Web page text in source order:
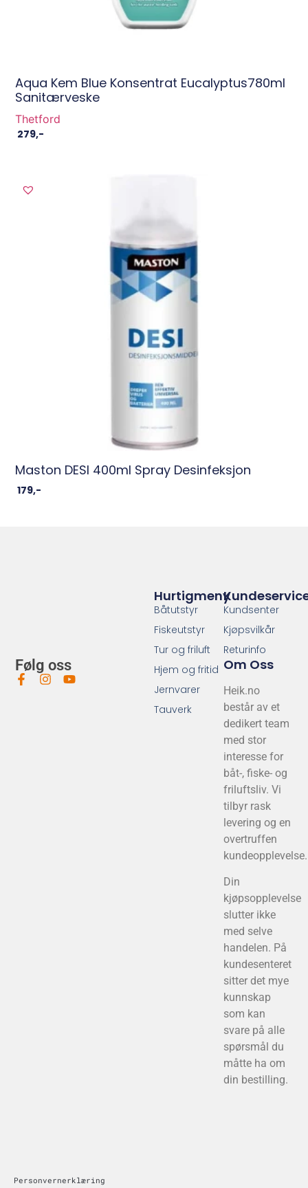
Aqua Kem Blue Konsentrat Eucalyptus780ml
Sanitærveske
Thetford
279,-
Maston DESI 400ml Spray Desinfeksjon
179,-
Følg oss
Kundsenter
Kjøpsvilkår
Returinfo
Om Oss
Heik.no
består av et
dedikert team
med stor
interesse for
båt-, fiske- og
friluftsliv. Vi
tilbyr rask
levering og en
overtruffen
kundeopplevelse.
Din
kjøpsopplevelse
slutter ikke
med selve
handelen. På
kundesenteret
sitter det mye
kunnskap
som kan
svare på alle
spørsmål du
måtte ha om
din bestilling.
Hurtigmeny
Båtutstyr
Fiskeutstyr
Tur og friluft
Hjem og fritid
Jernvarer
Tauverk
Personvernerklæring